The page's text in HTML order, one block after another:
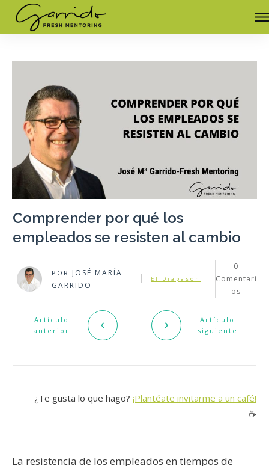
Comprender por qué los
empleados se resisten al cambio
POR JOSÉ MARÍA
GARRIDO
El Diapasón
0
Comentari
os
Artículo
anterior
Artículo
siguiente
¿Te gusta lo que hago? ¡Plantéate invitarme a un café!
☕️
La resistencia de los empleados en tiempos de